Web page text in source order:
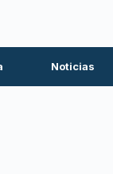
Noticias